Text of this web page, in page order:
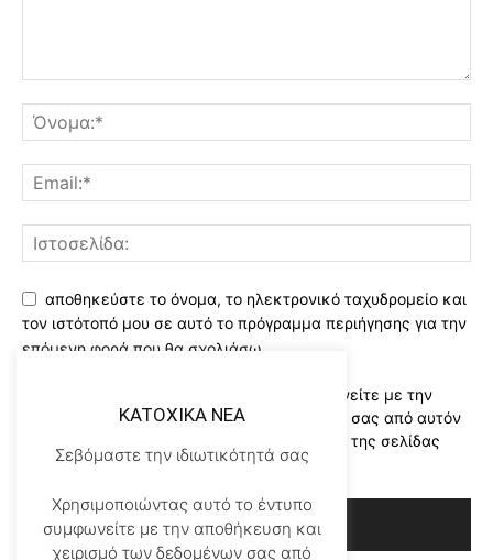
αποθηκεύστε το όνομα, το ηλεκτρονικό ταχυδρομείο και
τον ιστότοπό μου σε αυτό το πρόγραμμα περιήγησης για την
επόμενη φορά που θα σχολιάσω.
Χρησιμοποιώντας αυτό το έντυπο συμφωνείτε με την
αποθήκευση και χειρισμό των δεδομένων σας από αυτόν
τον ιστότοπο..Διαβάστε του ορους χρήσης της σελίδας
μας*
KATOXIKA NEA
Σεβόμαστε την ιδιωτικότητά σας
Χρησιμοποιώντας αυτό το έντυπο
συμφωνείτε με την αποθήκευση και
χειρισμό των δεδομένων σας από